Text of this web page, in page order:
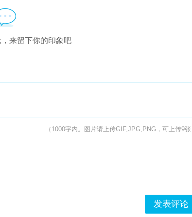
来留下你的印象吧
（1000字内。图片请上传GIF,JPG,PNG，可上传9
发表评论